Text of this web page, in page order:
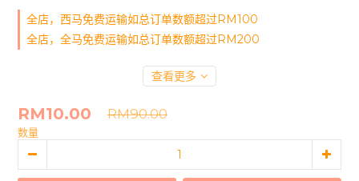
全店，西马免费运输如总订单数额超过RM100
全店，全马免费运输如总订单数额超过RM200
查看更多
RM10.00 RM90.00
数量